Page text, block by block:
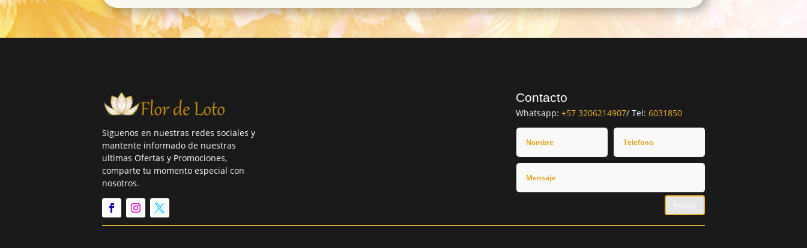
Siguenos en nuestras redes sociales y
mantente informado de nuestras
ultimas Ofertas y Promociones,
comparte tu momento especial con
nosotros.
Contacto
Whatsapp:+57 3206214907/ Tel:6031850
Enviar